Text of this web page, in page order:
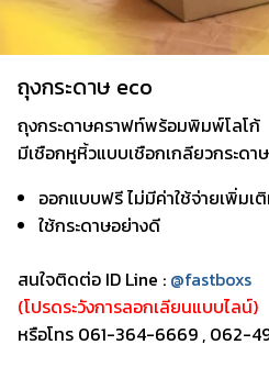
ถุงกระดาษ eco
ถุงกระดาษคราฟท์พร้อมพิมพ์โลโก้
มีเชือกหูหิ้วแบบเชือกเกลียวกระดาษ
ออกแบบฟรี ไม่มีค่าใช้จ่ายเพิ่มเ
ใช้กระดาษอย่างดี
สนใจติดต่อ ID Line : @fastboxs
(โปรดระวังการลอกเลียนแบบไลน์)
หรือโทร 061-364-6669 , 062-